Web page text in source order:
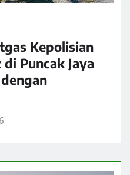
Kepolisian
Puncak Jaya